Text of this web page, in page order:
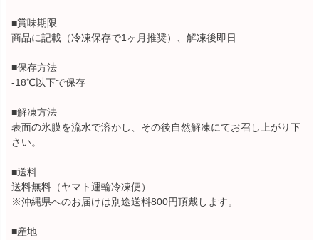
■賞味期限
商品に記載（冷凍保存で1ヶ月推奨）、解凍後即日
■保存方法
-18℃以下で保存
■解凍方法
表面の氷膜を流水で溶かし、その後自然解凍にてお召し上がり下
さい。
■送料
送料無料（ヤマト運輸冷凍便）
※沖縄県へのお届けは別途送料800円頂戴します。
■産地